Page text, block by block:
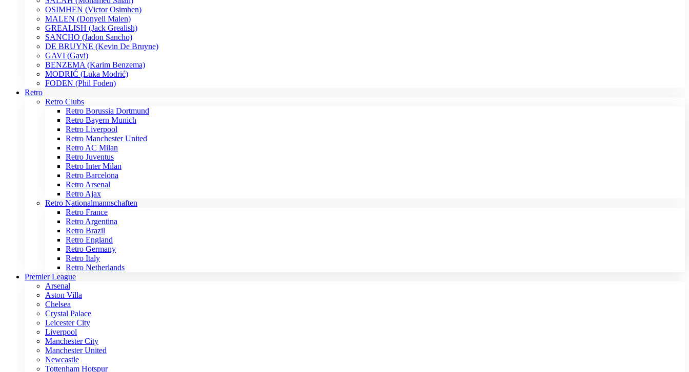
OSIMHEN (Victor Osimhen)
MALEN (Donyell Malen)
GREALISH (Jack Grealish)
SANCHO (Jadon Sancho)
DE BRUYNE (Kevin De Bruyne)
GAVI (Gavi)
BENZEMA (Karim Benzema)
MODRIĆ (Luka Modrić)
FODEN (Phil Foden)
Retro
Retro Clubs
Retro Borussia Dortmund
Retro Bayern Munich
Retro Liverpool
Retro Manchester United
Retro AC Milan
Retro Juventus
Retro Inter Milan
Retro Barcelona
Retro Arsenal
Retro Ajax
Retro Nationalmannschaften
Retro France
Retro Argentina
Retro Brazil
Retro England
Retro Germany
Retro Italy
Retro Netherlands
Premier League
Arsenal
Aston Villa
Chelsea
Crystal Palace
Leicester City
Liverpool
Manchester City
Manchester United
Newcastle
Tottenham Hotspur